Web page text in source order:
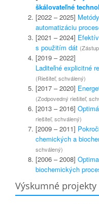
škálovateľné
[2022 – 2025]
automatizáciu
[2021 – 2024]
s použitím dát
[2019 – 2022]
Laditeľné explicitné
(Riešiteľ, schválený)
[2017 – 2020]
(Zodpovedný riešiteľ,
[2013 – 2016]
riešiteľ, schválený)
[2009 – 2011]
chemických a
schválený)
[2006 – 2008]
biochemických
Výskumné projekty